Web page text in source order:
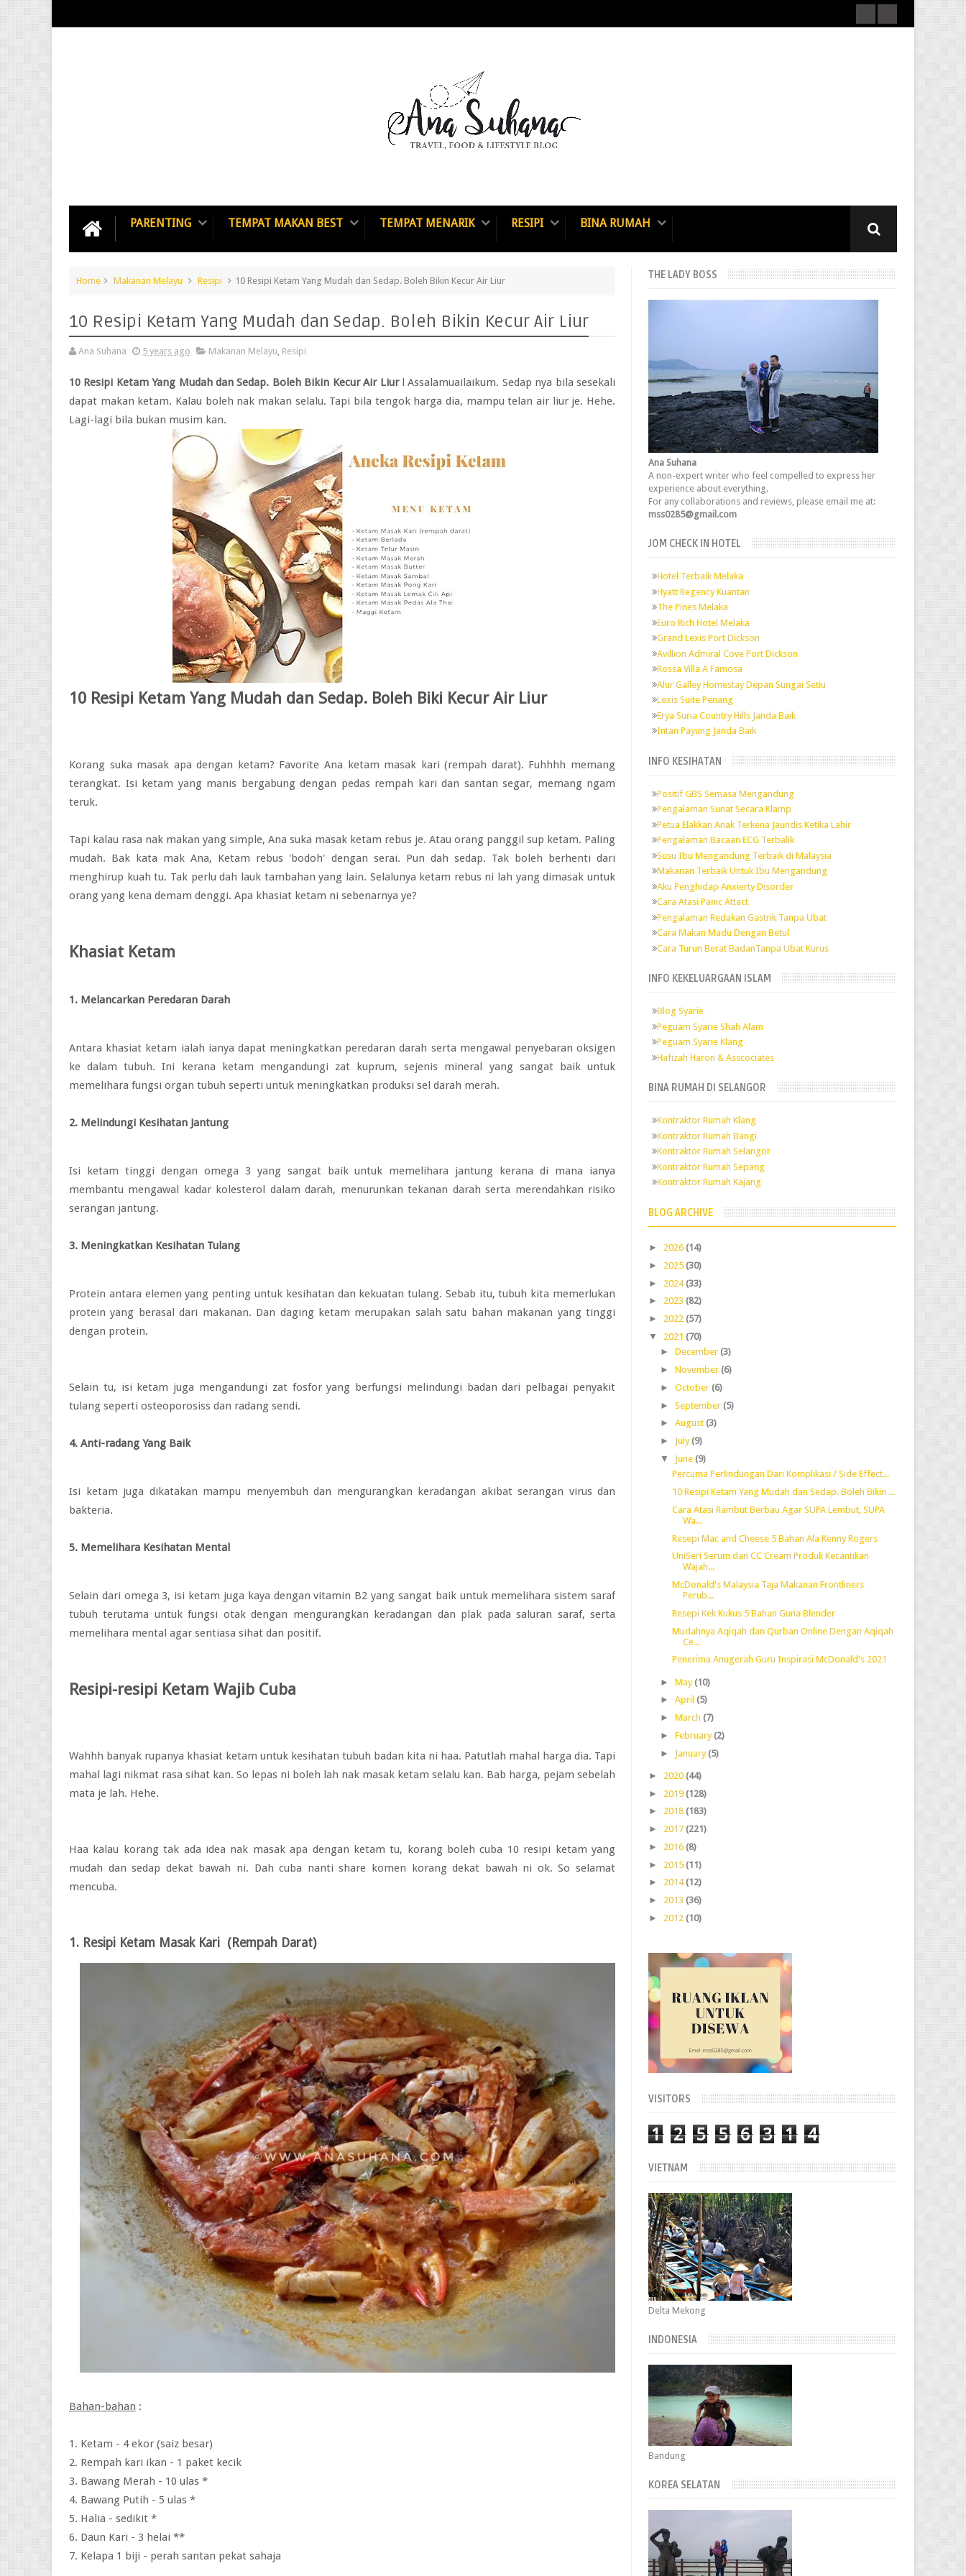
PARENTING TEMPAT MAKAN BEST TEMPAT MENARIK RESIPI BINA RUMAH
Home Makanan Melayu Resipi 10 Resipi Ketam Yang Mudah dan Sedap. Boleh Bikin Kecur Air Liur
10 Resipi Ketam Yang Mudah dan Sedap. Boleh Bikin Kecur Air Liur
Ana Suhana 5 years ago Makanan Melayu, Resipi
10 Resipi Ketam Yang Mudah dan Sedap. Boleh Bikin Kecur Air Liur l Assalamuailaikum. Sedap nya bila sesekali
dapat makan ketam. Kalau boleh nak makan selalu. Tapi bila tengok harga dia, mampu telan air liur je. Hehe.
Lagi-lagi bila bukan musim kan.
10 Resipi Ketam Yang Mudah dan Sedap. Boleh Biki Kecur Air Liur
Korang suka masak apa dengan ketam? Favorite Ana ketam masak kari (rempah darat). Fuhhhh memang
terangkat. Isi ketam yang manis bergabung dengan pedas rempah kari dan santan segar, memang ngam
teruk.
Tapi kalau rasa nak makan yang simple, Ana suka masak ketam rebus je. Atau orang panggil sup ketam. Paling
mudah. Bak kata mak Ana, Ketam rebus 'bodoh' dengan serai. Pun dah sedap. Tak boleh berhenti dari
menghirup kuah tu. Tak perlu dah lauk tambahan yang lain. Selalunya ketam rebus ni lah yang dimasak untuk
orang yang kena demam denggi. Apa khasiat ketam ni sebenarnya ye?
Khasiat Ketam
1. Melancarkan Peredaran Darah
Antara khasiat ketam ialah ianya dapat meningkatkan peredaran darah serta mengawal penyebaran oksigen
ke dalam tubuh. Ini kerana ketam mengandungi zat kuprum, sejenis mineral yang sangat baik untuk
memelihara fungsi organ tubuh seperti untuk meningkatkan produksi sel darah merah.
2. Melindungi Kesihatan Jantung
Isi ketam tinggi dengan omega 3 yang sangat baik untuk memelihara jantung kerana di mana ianya
membantu mengawal kadar kolesterol dalam darah, menurunkan tekanan darah serta merendahkan risiko
serangan jantung.
3. Meningkatkan Kesihatan Tulang
Protein antara elemen yang penting untukkesihatan dan kekuatan tulang. Sebab itu, tubuh kita memerlukan
protein yang berasal dari makanan. Dan daging ketam merupakan salah satu bahan makanan yang tinggi
dengan protein.
Selain tu, isi ketam juga mengandungi zat fosfor yang berfungsi melindungi badan dari pelbagai penyakit
tulang seperti osteoporosiss dan radang sendi.
4. Anti-radang Yang Baik
Isi ketam juga dikatakan mampu menyembuh dan mengurangkan keradangan akibat serangan virus dan
bakteria.
5. Memelihara Kesihatan Mental
Selain dari omega 3, isi ketam juga kaya dengan vitamin B2 yang sangat baik untuk memelihara sistem saraf
tubuh terutama untuk fungsi otak dengan mengurangkan keradangan dan plak pada saluran saraf, serta
memelihara mental agar sentiasa sihat dan positif.
Resipi-resipi Ketam Wajib Cuba
Wahhh banyak rupanya khasiat ketam untuk kesihatan tubuh badan kita ni haa. Patutlah mahal harga dia. Tapi
mahal lagi nikmat rasa sihat kan. So lepas ni boleh lah nak masak ketam selalu kan. Bab harga, pejam sebelah
mata je lah. Hehe.
Haa kalau korang tak ada idea nak masak apa dengan ketam tu, korang boleh cuba 10 resipi ketam yang
mudah dan sedap dekat bawah ni. Dah cuba nanti share komen korang dekat bawah ni ok. So selamat
mencuba.
1. Resipi Ketam Masak Kari (Rempah Darat)
Bahan-bahan :
1. Ketam - 4 ekor (saiz besar)
2. Rempah kari ikan - 1 paket kecik
3. Bawang Merah - 10 ulas *
4. Bawang Putih - 5 ulas *
5. Halia - sedikit *
6. Daun Kari - 3 helai **
7. Kelapa 1 biji - perah santan pekat sahaja
THE LADY BOSS
Ana Suhana
A non-expert writer who feel compelled to express her
experience about everything.
For any collaborations and reviews, please email me at:
mss0285@gmail.com
JOM CHECK IN HOTEL
Hotel Terbaik Melaka
Hyatt Regency Kuantan
The Pines Melaka
Euro Rich Hotel Melaka
Grand Lexis Port Dickson
Avillion Admiral Cove Port Dickson
Rossa Villa A Famosa
Alur Galley Homestay Depan Sungai Setiu
Lexis Suite Penang
Erya Suria Country Hills Janda Baik
Intan Payung Janda Baik
INFO KESIHATAN
Positif GBS Semasa Mengandung
Pengalaman Sunat Secara Klamp
Petua Elakkan Anak Terkena Jaundis Ketika Lahir
Pengalaman Bacaan ECG Terbalik
Susu Ibu Mengandung Terbaik di Malaysia
Makanan Terbaik Untuk Ibu Mengandung
Aku Penghidap Anxierty Disorder
Cara Atasi Panic Attact
Pengalaman Redakan Gastrik Tanpa Ubat
Cara Makan Madu Dengan Betul
Cara Turun Berat BadanTanpa Ubat Kurus
INFO KEKELUARGAAN ISLAM
Blog Syarie
Peguam Syarie Shah Alam
Peguam Syarie Klang
Hafizah Haron & Asscociates
BINA RUMAH DI SELANGOR
Kontraktor Rumah Klang
Kontraktor Rumah Bangi
Kontraktor Rumah Selangor
Kontraktor Rumah Sepang
Kontraktor Rumah Kajang
BLOG ARCHIVE
► 2026 (14)
► 2025 (30)
► 2024 (33)
► 2023 (82)
► 2022 (57)
▼ 2021 (70)
► December (3)
► November (6)
► October (6)
► September (5)
► August (3)
► July (9)
▼ June (9)
Percuma Perlindungan Dari Komplikasi / Side Effect...
10 Resipi Ketam Yang Mudah dan Sedap. Boleh Bikin ...
Cara Atasi Rambut Berbau Agar SUPA Lembut, SUPA
Wa...
Resepi Mac and Cheese 5 Bahan Ala Kenny Rogers
UniSeri Serum dan CC Cream Produk Kecantikan
Wajah...
McDonald's Malaysia Taja Makanan Frontliners
Perub...
Resepi Kek Kukus 5 Bahan Guna Blender
Mudahnya Aqiqah dan Qurban Online Dengan Aqiqah
Ce...
Penerima Anugerah Guru Inspirasi McDonald's 2021
► May (10)
► April (5)
► March (7)
► February (2)
► January (5)
► 2020 (44)
► 2019 (128)
► 2018 (183)
► 2017 (221)
► 2016 (8)
► 2015 (11)
► 2014 (12)
► 2013 (36)
► 2012 (10)
VISITORS
1 2 5 5 6 3 1 4
VIETNAM
Delta Mekong
INDONESIA
Bandung
KOREA SELATAN